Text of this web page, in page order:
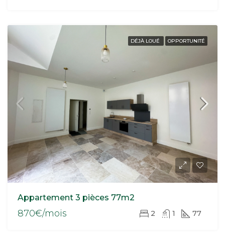
DÉJÀ LOUÉ OPPORTUNITÉ
Appartement 3 pièces 77m2
870€/mois 2 1 77